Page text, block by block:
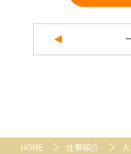
HOME 仕事紹介